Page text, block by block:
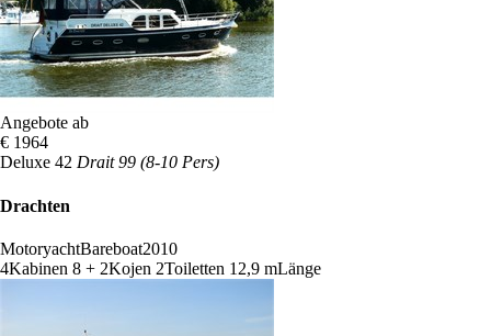
Angebote ab
€ 1964
Deluxe 42 Drait 99 (8-10 Pers)
Drachten
MotoryachtBareboat2010
4Kabinen 8 + 2Kojen 2Toiletten 12,9 mLänge